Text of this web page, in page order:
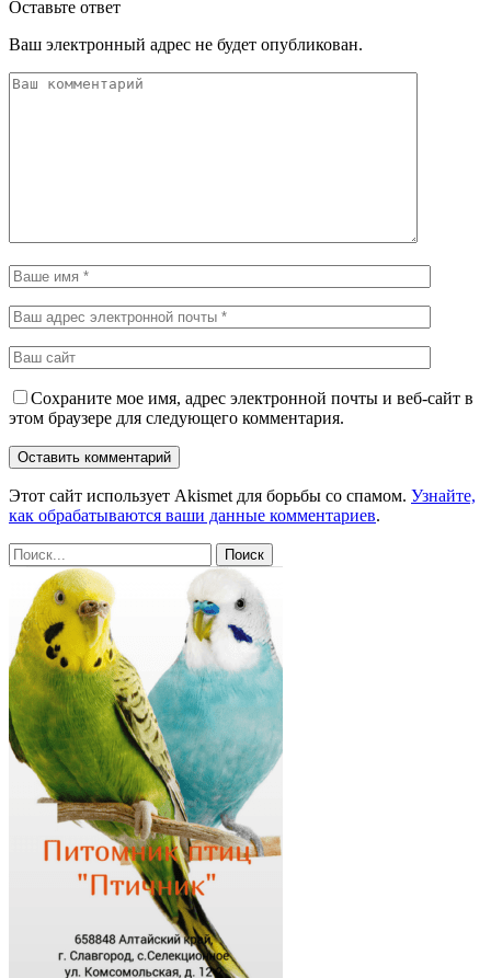
Оставьте ответ
Ваш электронный адрес не будет опубликован.
Сохраните мое имя, адрес электронной почты и веб-сайт в
этом браузере для следующего комментария.
Этот сайт использует Akismet для борьбы со спамом. Узнайте,
как обрабатываются ваши данные комментариев.